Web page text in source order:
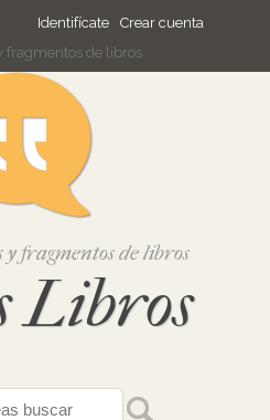
Identifícate Crear cuenta
fragmentos de libros
y fragmentos de libros
Libros